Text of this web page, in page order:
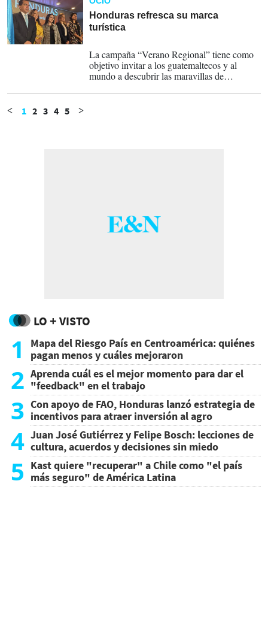
Huddersfield Town y Dundee United son
algunos de los clubes que se han ido uniendo
a la iniciativa
Honduras refresca su marca
turística
La campaña “Verano Regional” tiene como
objetivo invitar a los guatemaltecos y al
mundo a descubrir las maravillas de
patriotismo, historia, cultura, gastronomía,
< 1 2 3 4 5 >
LO + VISTO
1
Mapa del Riesgo País en Centroamérica: quiénes
pagan menos y cuáles mejoraron
2 Aprenda cuál es el mejor momento para dar el
"feedback" en el trabajo
3 Con apoyo de FAO, Honduras lanzó estrategia de
incentivos para atraer inversión al agro
4 Juan José Gutiérrez y Felipe Bosch: lecciones de
cultura, acuerdos y decisiones sin miedo
5 Kast quiere "recuperar" a Chile como "el país
más seguro" de América Latina